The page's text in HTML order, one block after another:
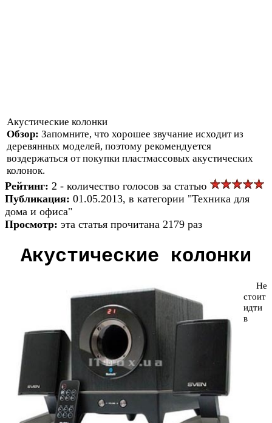
Акустические колонки
Обзор: Запомните, что хорошее звучание исходит из
деревянных моделей, поэтому рекомендуется
воздержаться от покупки пластмассовых акустических
колонок.
Рейтинг: 2 - количество голосов за статью
Публикация: 01.05.2013, в категории "Техника для
дома и офиса"
Просмотр: эта статья прочитана 2179 раз
Акустические колонки
Не
стоит
идти
в